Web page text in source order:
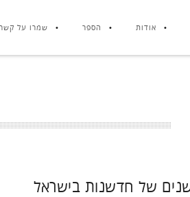
אודות הספר שמרו על קשר